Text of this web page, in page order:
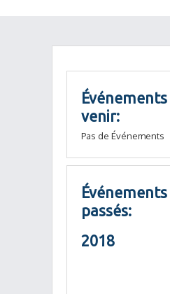
Événements
venir:
Pas de Événements
Événements
passés:
2018